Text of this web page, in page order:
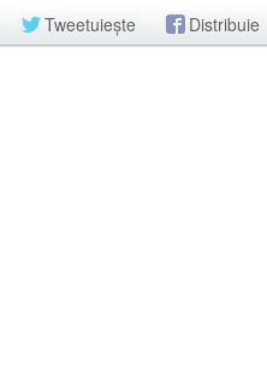
Tweetuiește Distribuie